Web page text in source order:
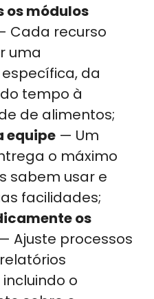
os módulos
Cada recurso
uma
da
tempo à
de alimentos;
equipe — Um
o máximo
sabem usar e
facilidades;
os
Ajuste processos
o